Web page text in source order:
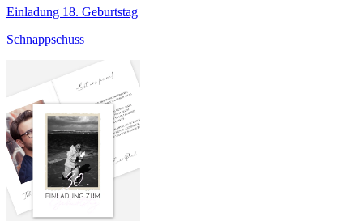
Einladung 18. Geburtstag
Schnappschuss